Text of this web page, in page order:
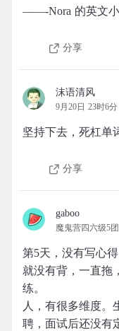
——-Nora 的英文
分享
沫语清风
9月20日 23时6分
坚持下去，死杠单
分享
gaboo
魔鬼营四六级5团
第5天，没有写心
就没有背，一直拖
练。
人，有很多维度。
聘，面试后还没有